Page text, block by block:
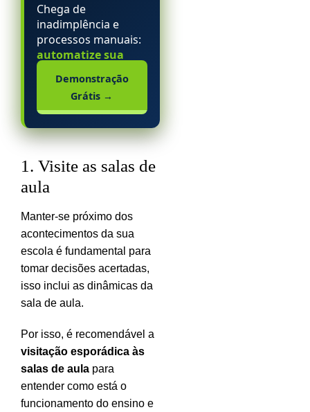
Chega de
inadimplência e
processos manuais:
automatize sua
escola particular.
Demonstração
Grátis →
1. Visite as salas de
aula
Manter-se próximo dos
acontecimentos da sua
escola é fundamental para
tomar decisões acertadas,
isso inclui as dinâmicas da
sala de aula.
Por isso, é recomendável a
visitação esporádica às
salas de aula para
entender como está o
funcionamento do ensino e